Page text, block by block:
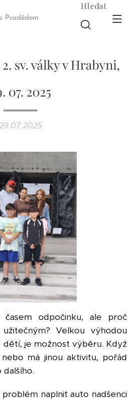
Pradědem
Hledat
sv. války v Hrabyni,
07. 2025
časem odpočinku, ale proč
Velkou výhodou
je možnost výběru. Když
má jinou aktivitu, pořád
naplnit auto nadšenci